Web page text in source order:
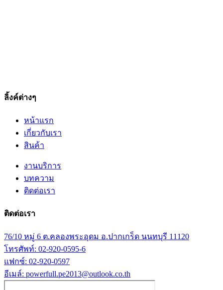
ลิ้งค์ต่างๆ
หน้าแรก
เกี่ยวกับเรา
สินค้า
งานบริการ
บทความ
ติดต่อเรา
ติดต่อเรา
76/10 หมู่ 6 ต.คลองพระอุดม อ.ปากเกร็ด นนทบุรี 11120
โทรศัพท์: 02-920-0595-6
แฟกซ์: 02-920-0597
อีเมล์: powerfull.pe2013@outlook.co.th